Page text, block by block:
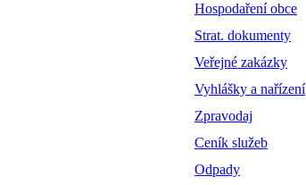
Hospodaření obce
Strat. dokumenty
Veřejné zakázky
Vyhlášky a nařízení
Zpravodaj
Ceník služeb
Odpady